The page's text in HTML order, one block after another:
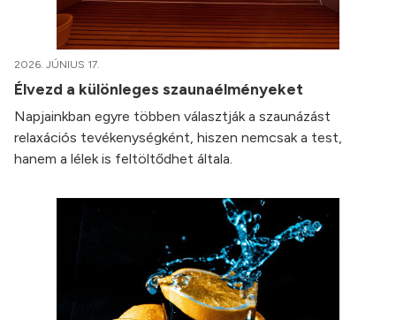
2026. JÚNIUS 17.
Élvezd a különleges szaunaélményeket
Napjainkban egyre többen választják a szaunázást
relaxációs tevékenységként, hiszen nemcsak a test,
hanem a lélek is feltöltődhet általa.